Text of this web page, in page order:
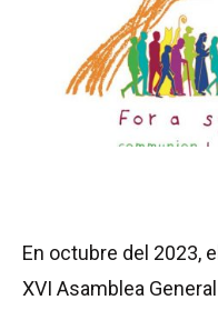
En octubre del 2023,
XVI Asamblea